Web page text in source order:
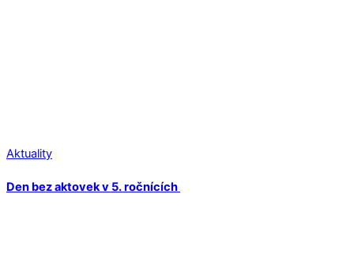
Aktuality
Den bez aktovek v 5. ročnících